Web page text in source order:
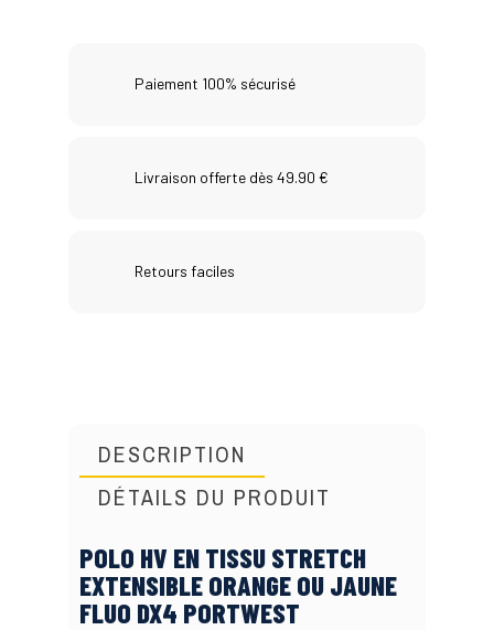
Paiement 100% sécurisé
Livraison offerte dès 49.90 €
Retours faciles
DESCRIPTION
DÉTAILS DU PRODUIT
POLO HV EN TISSU STRETCH
EXTENSIBLE ORANGE OU JAUNE
FLUO DX4 PORTWEST